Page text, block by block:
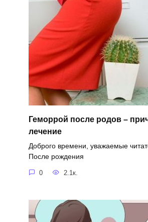
Геморрой после родов –
лечение
Доброго времени, уважаемые
После рождения
0 2.1к.